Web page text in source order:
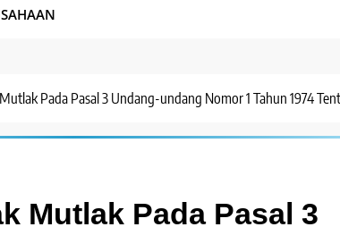
Pada Pasal 3 Undang-undang Nomor 1 Tahun 1974
Mutlak Pada Pasal 3